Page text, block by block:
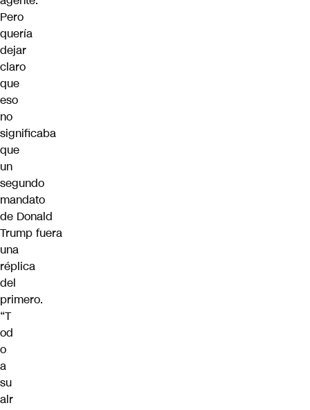
Pero
quería
dejar
claro
que
eso
no
significaba
que
un
segundo
mandato
de Donald
Trump fuera
una
réplica
del
primero.
“T
od
o
a
su
alr